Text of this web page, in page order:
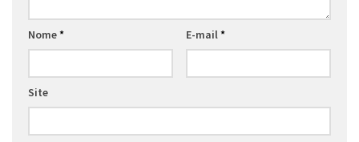
Nome* E-mail*
Site